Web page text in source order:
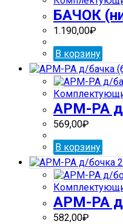
БАЧОК
1.190,00₽
В корзину
АРМ-РА д/
569,00₽
В корзину
АРМ-РА
582,00₽